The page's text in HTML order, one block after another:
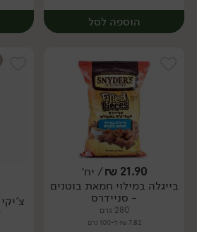
הוספה לסל
יח׳
21.90
₪/ יח׳
בייגלה במילוי חמאת בוטנים
- סניידרס
280 גרם
7.82 ₪ ל-100 גרם